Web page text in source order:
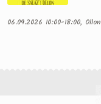
06.09.2026 10:00-18:00, Ollon